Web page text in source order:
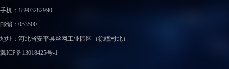
手机：18903282990
邮编：053500
地址： 河北省安平县丝网工业园区（徐疃村北）
冀ICP备13018425号-1